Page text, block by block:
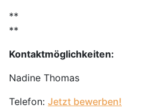
**
**
Kontaktmöglichkeiten:
Nadine Thomas
Telefon: Jetzt bewerben!